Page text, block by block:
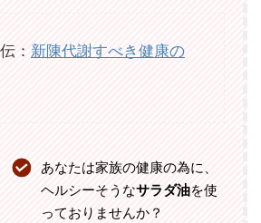
： 新陳代謝すべき健康の
あなたは家族の健康の為に、
ヘルシーそうなサラダ油を使
っておりませんか？